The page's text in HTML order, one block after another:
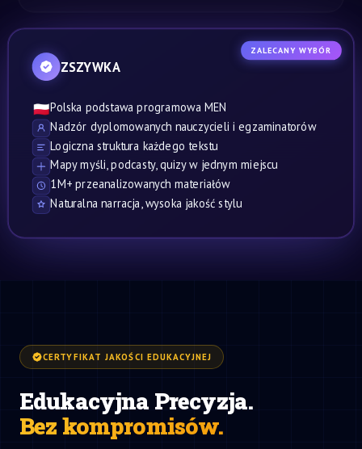
ZALECANY WYBÓR
ZSZYWKA
🇵🇱Polska podstawa programowa MEN
Nadzór dyplomowanych nauczycieli i egzaminatorów
Logiczna struktura każdego tekstu
Mapy myśli, podcasty, quizy w jednym miejscu
1M+ przeanalizowanych materiałów
Naturalna narracja, wysoka jakość stylu
CERTYFIKAT JAKOŚCI EDUKACYJNEJ
Edukacyjna Precyzja.
Bez kompromisów.